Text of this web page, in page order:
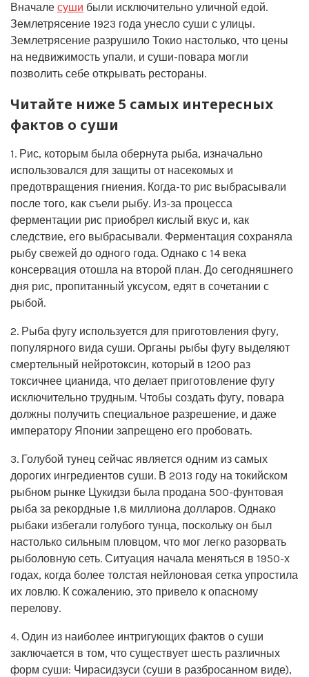
Вначале суши были исключительно уличной едой.
Землетрясение 1923 года унесло суши с улицы.
Землетрясение разрушило Токио настолько, что цены
на недвижимость упали, и суши-повара могли
позволить себе открывать рестораны.
Читайте ниже 5 самых интересных
фактов о суши
1. Рис, которым была обернута рыба, изначально
использовался для защиты от насекомых и
предотвращения гниения. Когда-то рис выбрасывали
после того, как съели рыбу. Из-за процесса
ферментации рис приобрел кислый вкус и, как
следствие, его выбрасывали. Ферментация сохраняла
рыбу свежей до одного года. Однако с 14 века
консервация отошла на второй план. До сегодняшнего
дня рис, пропитанный уксусом, едят в сочетании с
рыбой.
2. Рыба фугу используется для приготовления фугу,
популярного вида суши. Органы рыбы фугу выделяют
смертельный нейротоксин, который в 1200 раз
токсичнее цианида, что делает приготовление фугу
исключительно трудным. Чтобы создать фугу, повара
должны получить специальное разрешение, и даже
императору Японии запрещено его пробовать.
3. Голубой тунец сейчас является одним из самых
дорогих ингредиентов суши. В 2013 году на токийском
рыбном рынке Цукидзи была продана 500-фунтовая
рыба за рекордные 1,8 миллиона долларов. Однако
рыбаки избегали голубого тунца, поскольку он был
настолько сильным пловцом, что мог легко разорвать
рыболовную сеть. Ситуация начала меняться в 1950-х
годах, когда более толстая нейлоновая сетка упростила
их ловлю. К сожалению, это привело к опасному
перелову.
4. Один из наиболее интригующих фактов о суши
заключается в том, что существует шесть различных
форм суши: Чирасидзуси (суши в разбросанном виде),